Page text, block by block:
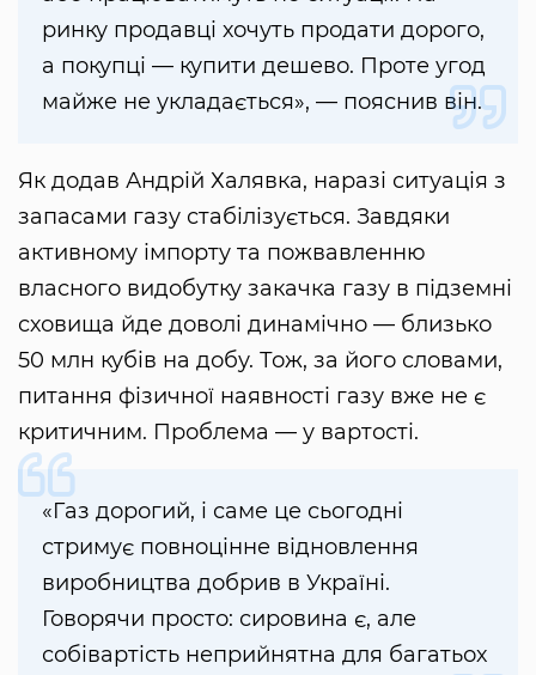
ринку продавці хочуть продати дорого,
а покупці — купити дешево. Проте угод
майже не укладається», — пояснив він.
Як додав Андрій Халявка, наразі ситуація з
запасами газу стабілізується. Завдяки
активному імпорту та пожвавленню
власного видобутку закачка газу в підземні
сховища йде доволі динамічно — близько
50 млн кубів на добу. Тож, за його словами,
питання фізичної наявності газу вже не є
критичним. Проблема — у вартості.
«Газ дорогий, і саме це сьогодні
стримує повноцінне відновлення
виробництва добрив в Україні.
Говорячи просто: сировина є, але
собівартість неприйнятна для багатьох